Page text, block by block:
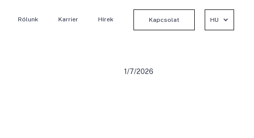
Rólunk Karrier Hírek Kapcsolat HU
1/7/2026